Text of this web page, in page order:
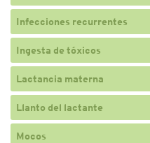
Infecciones recurrentes
Ingesta de tóxicos
Lactancia materna
Llanto del lactante
Mocos